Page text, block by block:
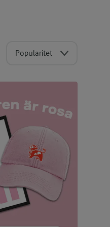
Popularitet